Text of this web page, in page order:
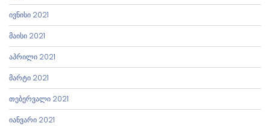
ივნისი 2021
მაისი 2021
აპრილი 2021
მარტი 2021
თებერვალი 2021
იანვარი 2021